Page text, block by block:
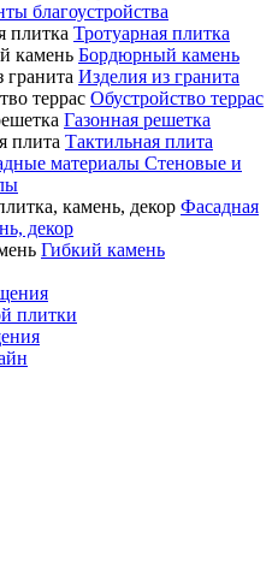
благоустройства
Тротуарная плитка
Бордюрный камень
Изделия из гранита
Обустройство террас
Газонная решетка
Тактильная плита
Стеновые и
Фасадная
декор
Гибкий камень
плитки